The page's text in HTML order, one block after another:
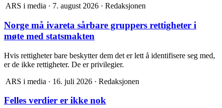
ARS i media · 7. august 2026 · Redaksjonen
Norge må ivareta sårbare gruppers rettigheter i
møte med statsmakten
Hvis rettigheter bare beskytter dem det er lett å identifisere seg med,
er de ikke rettigheter. De er privilegier.
ARS i media · 16. juli 2026 · Redaksjonen
Felles verdier er ikke nok